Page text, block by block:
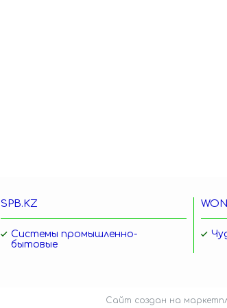
SPB.KZ
Системы промышленно-
бытовые
Сайт создан на